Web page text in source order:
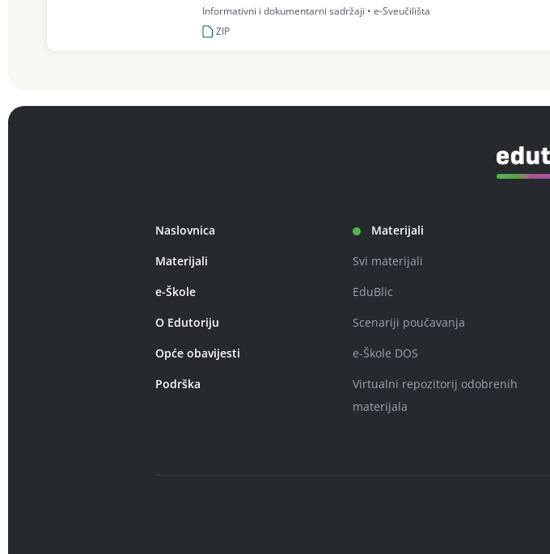
Informativni i dokumentarni sadržaji • e-Sveučilišta
ZIP
Naslovnica
Materijali
e-Škole
O Edutoriju
Opće obavijesti
Podrška
Materijali
Svi materijali
EduBlic
Scenariji poučavanja
e-Škole DOS
Virtualni repozitorij odobrenih
materijala